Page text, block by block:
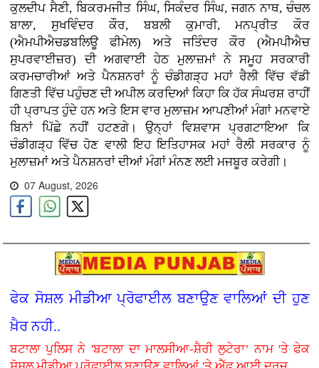
ਕੁਲਦੀਪ ਸੈਣੀ, ਬਿਕਰਮਜੀਤ ਸਿੰਘ, ਸਿਕੰਦਰ ਸਿੰਘ, ਜਗਨ ਨਾਥ, ਚੰਚਲ
ਬਾਲਾ, ਸੁਖਵਿੰਦਰ ਕੌਰ, ਬਬਲੀ ਕੁਮਾਰੀ, ਮਨਪ੍ਰੀਤ ਕੌਰ
(ਐਮਪੀਐਚਡਬਲਿਊ ਫੀਮੇਲ) ਅਤੇ ਜਤਿੰਦਰ ਕੌਰ (ਐਮਪੀਐਚ
ਸੁਪਰਵਾਈਜ਼ਰ) ਦੀ ਅਗਵਾਈ ਹੇਠ ਮੁਲਾਜ਼ਮਾਂ ਨੇ ਸਮੂਹ ਸਰਕਾਰੀ
ਕਰਮਚਾਰੀਆਂ ਅਤੇ ਪੈਨਸ਼ਨਰਾਂ ਨੂੰ ਚੰਡੀਗੜ੍ਹ ਮਹਾਂ ਰੈਲੀ ਵਿੱਚ ਵੱਡੀ
ਗਿਣਤੀ ਵਿੱਚ ਪਹੁੰਚਣ ਦੀ ਅਪੀਲ ਕਰਦਿਆਂ ਕਿਹਾ ਕਿ ਹੱਕ ਸੰਘਰਸ਼ ਰਾਹੀਂ
ਹੀ ਪ੍ਰਾਪਤ ਹੁੰਦੇ ਹਨ ਅਤੇ ਇਸ ਵਾਰ ਮੁਲਾਜ਼ਮ ਆਪਣੀਆਂ ਮੰਗਾਂ ਮਨਵਾਏ
ਬਿਨਾਂ ਪਿੱਛੇ ਨਹੀਂ ਹਟਣਗੇ। ਉਨ੍ਹਾਂ ਵਿਸ਼ਵਾਸ ਪ੍ਰਗਟਾਇਆ ਕਿ
ਚੰਡੀਗੜ੍ਹ ਵਿੱਚ ਹੋਣ ਵਾਲੀ ਇਹ ਇਤਿਹਾਸਕ ਮਹਾਂ ਰੈਲੀ ਸਰਕਾਰ ਨੂੰ
ਮੁਲਾਜ਼ਮਾਂ ਅਤੇ ਪੈਨਸ਼ਨਰਾਂ ਦੀਆਂ ਮੰਗਾਂ ਮੰਨਣ ਲਈ ਮਜਬੂਰ ਕਰੇਗੀ।
07 August, 2026
ਫੇਕ ਸੋਸ਼ਲ ਮੀਡੀਆ ਪ੍ਰੋਫਾਈਲ ਬਣਾਉਣ ਵਾਲਿਆਂ ਦੀ ਹੁਣ
ਖ਼ੈਰ ਨਹੀ..
ਬਟਾਲਾ ਪੁਲਿਸ ਨੇ 'ਬਟਾਲਾ ਦਾ ਮਾਲਸੀਆ-ਸ਼ੈਰੀ ਲੁਟੇਰਾ’ ਨਾਮ 'ਤੇ ਫੇਕ